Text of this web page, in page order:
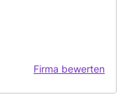
Firma bewerten